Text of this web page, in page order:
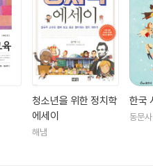
청소년을 위한 정치학
에세이
해냄
한국
동문사